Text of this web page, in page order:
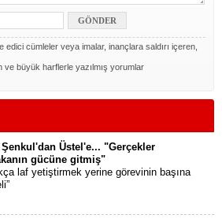
edici cümleler veya imalar, inançlara saldırı içeren,
büyük harflerle yazılmış yorumlar
Şenkul'dan Üstel'e... "Gerçekler
gücüne gitmiş"
laf yetiştirmek yerine görevinin başına